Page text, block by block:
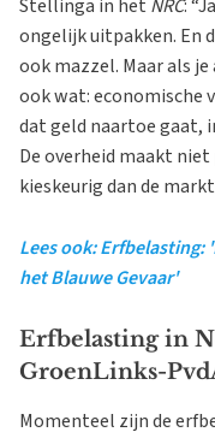
Stellinga in het NRC:
ongelijk uitpakken. En
ook mazzel. Maar als
ook wat: economische
dat geld naartoe gaat,
De overheid maakt
kieskeurig dan de
Lees ook:
het Blauwe Gevaar'
Erfbelasting in
GroenLinks-
Momenteel zijn de